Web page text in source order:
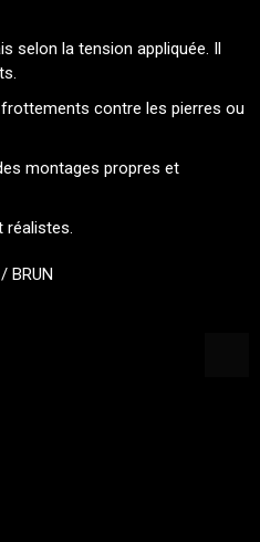
selon la tension appliquée. Il
contre les pierres ou
montages propres et
réalistes.
/ BRUN